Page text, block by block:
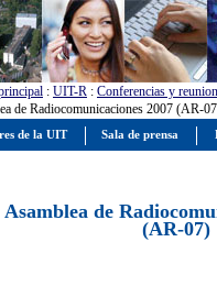
: UIT-R : Conferencias y
de Radiocomunicaciones 2007 (AR-
Asamblea de
(AR-07)
de la UIT Sala de prensa